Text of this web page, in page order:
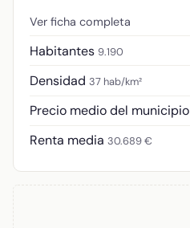
Ver ficha completa
Habitantes 9.190
Densidad 37 hab/km²
Precio medio del municipio
Renta media 30.689 €